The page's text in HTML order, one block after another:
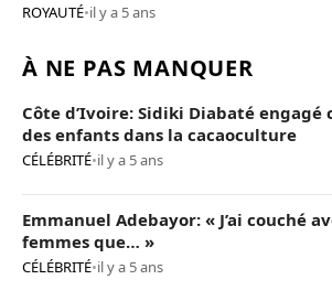
ROYAUTÉ•il y a 5 ans
À NE PAS MANQUER
Côte d’Ivoire: Sidiki Diabaté
des enfants dans la cacaoculture
CÉLÉBRITÉ•il y a 5 ans
Emmanuel Adebayor: « J’ai couché
femmes que… »
CÉLÉBRITÉ•il y a 5 ans